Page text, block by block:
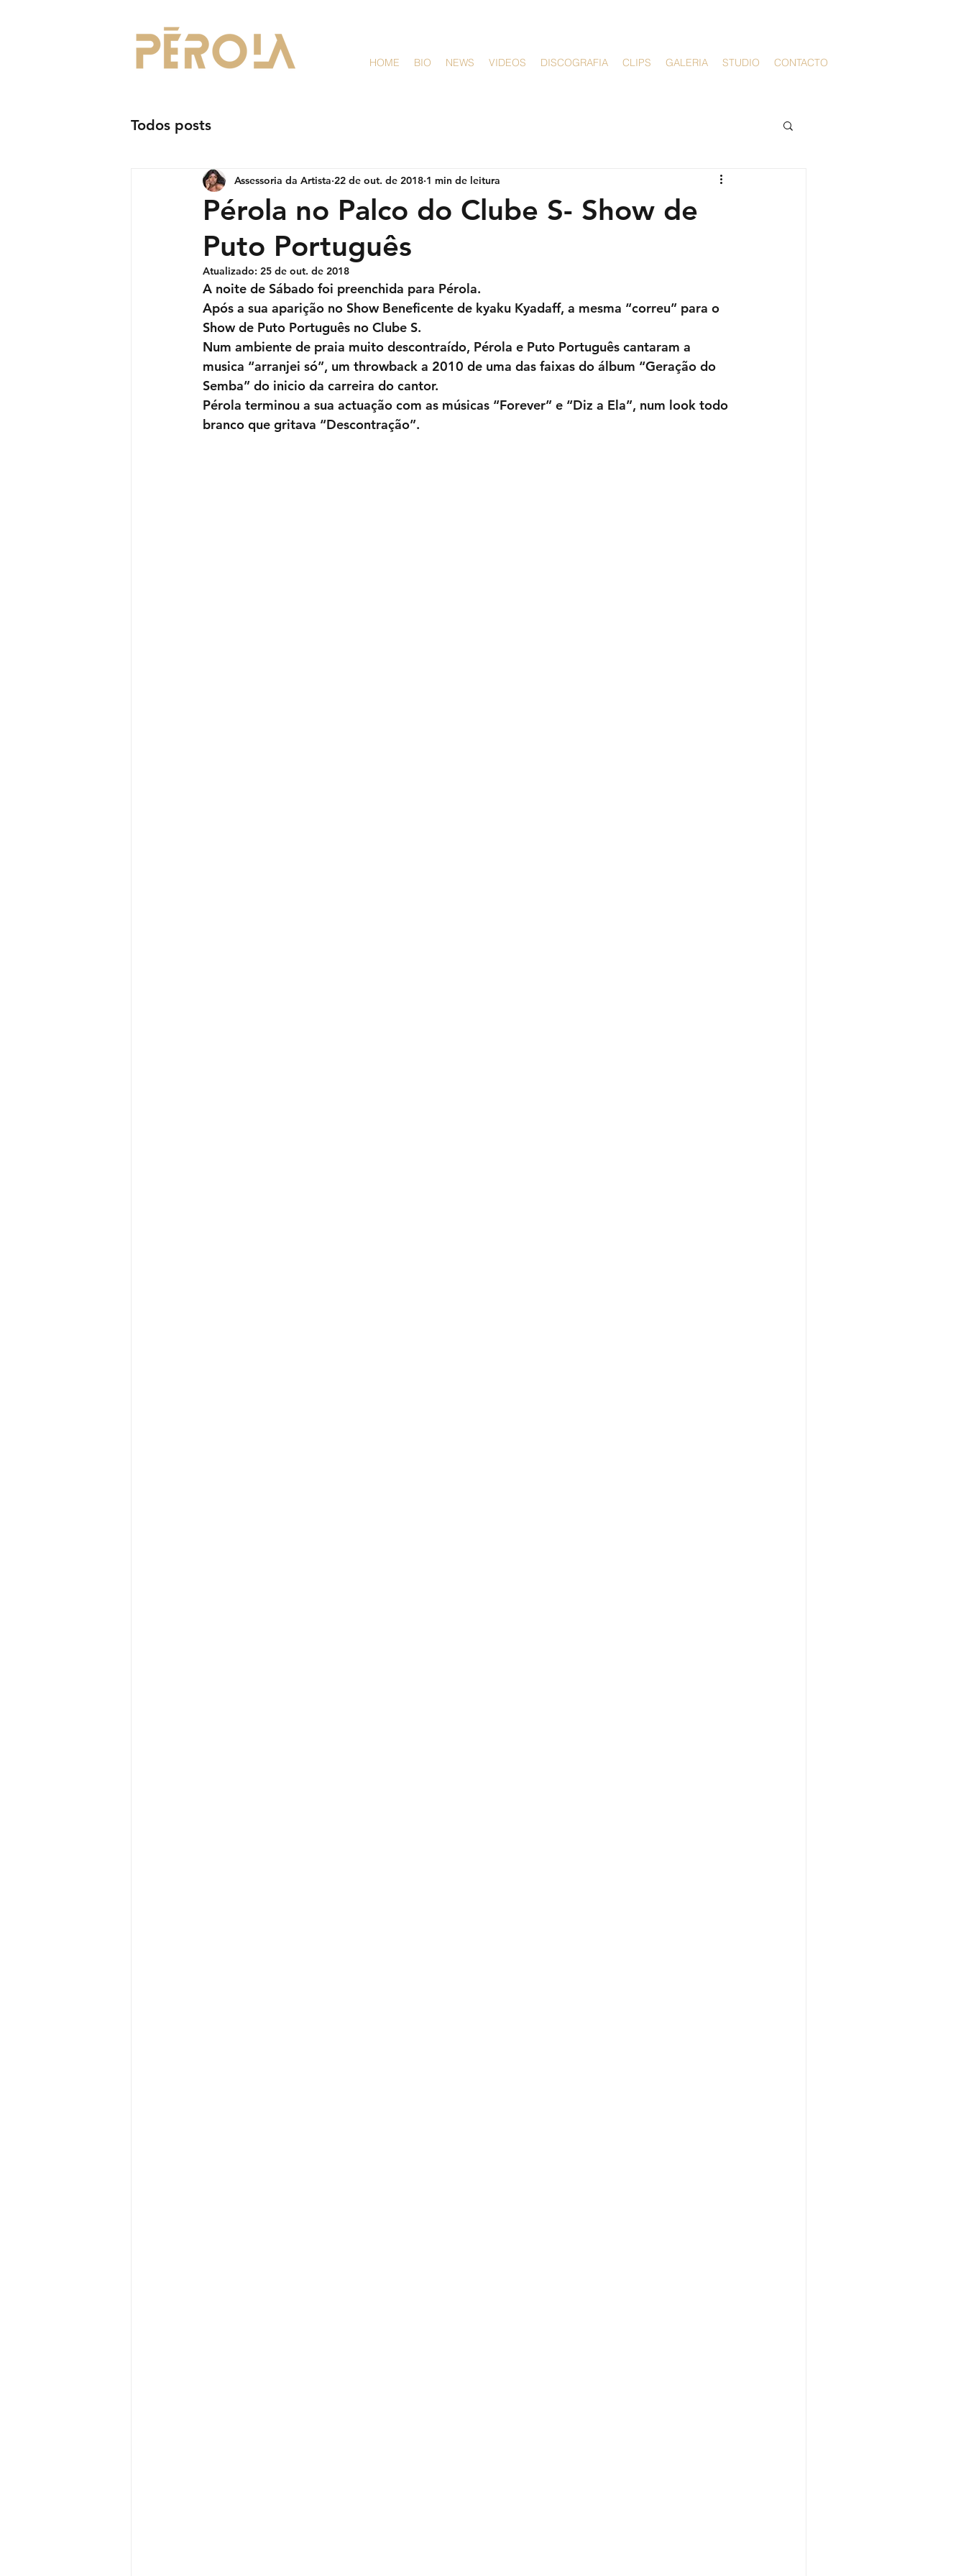
HOME BIO NEWS VIDEOS DISCOGRAFIA CLIPS GALERIA STUDIO CONTACTO
Todos posts
Pérola no Palco do Clube S- Show de
Puto Português
Assessoria da Artista 22 de out. de 2018 1 min de leitura
Atualizado: 25 de out. de 2018
A noite de Sábado foi preenchida para Pérola.
Após a sua aparição no Show Beneficente de kyaku Kyadaff, a mesma “correu” para o
Show de Puto Português no Clube S.
Num ambiente de praia muito descontraído, Pérola e Puto Português cantaram a
musica “arranjei só”, um throwback a 2010 de uma das faixas do álbum “Geração do
Semba” do inicio da carreira do cantor.
Pérola terminou a sua actuação com as músicas “Forever” e “Diz a Ela”, num look todo
branco que gritava “Descontração”.